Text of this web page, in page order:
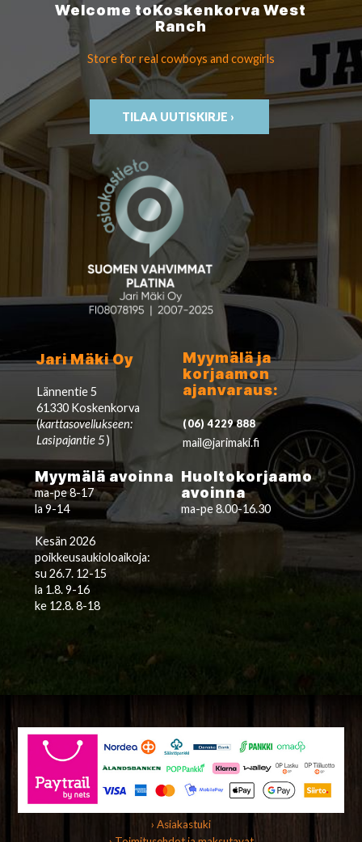
Welcome toKoskenkorvaWest
Ranch
Store for real cowboys and cowgirls
TILAA UUTISKIRJE ›
Jari Mäki Oy
Lännentie 5
61330 Koskenkorva
(karttasovellukseen:
Lasipajantie 5)
Myymälä ja
korjaamon
ajanvaraus:
(06) 4229 888
mail@jarimaki.fi
Myymälä avoinna
ma-pe 8-17
la 9-14
Kesän 2026
poikkeusaukioloaikoja:
su 26.7. 12-15
la 1.8. 9-16
ke 12.8. 8-18
Huoltokorjaamo
avoinna
ma-pe 8.00-16.30
› Asiakastuki